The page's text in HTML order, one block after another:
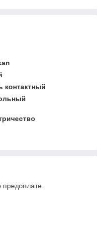
контактный
предоплате.